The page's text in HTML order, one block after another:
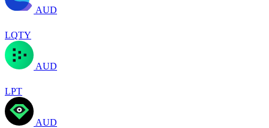
AUD
LQTY
AUD
LPT
AUD